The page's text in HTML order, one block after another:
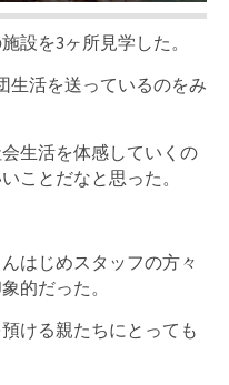
設を3ヶ所見学した。
生活を送っているのをみ
生活を体感していくの
ことだなと思った。
はじめスタッフの方々
的だった。
ける親たちにとっても